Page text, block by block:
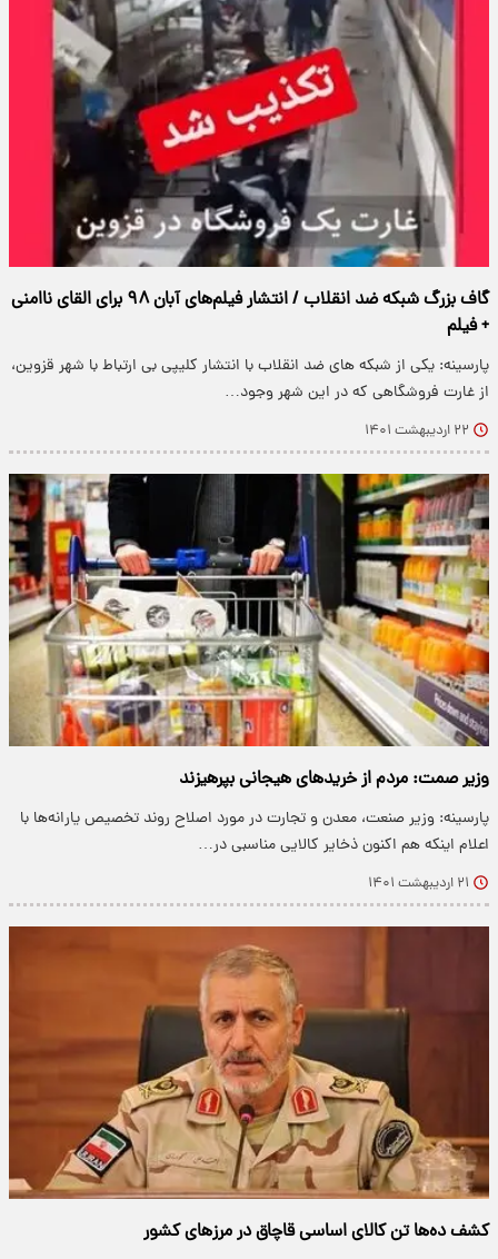
گاف بزرگ شبکه ضد انقلاب / انتشار فیلم‌های آبان ۹۸ برای القای ناامنی
+ فیلم
پارسینه: یکی از شبکه های ضد انقلاب با انتشار کلیپی بی ارتباط با شهر قزوین،
از غارت فروشگاهی که در این شهر وجود…
۲۲ اردیبهشت ۱۴۰۱
وزیر صمت: مردم از خریدهای هیجانی بپرهیزند
پارسینه: وزیر صنعت، معدن و تجارت در مورد اصلاح روند تخصیص یارانه‌ها با
اعلام اینکه هم اکنون ذخایر کالایی مناسبی در…
۲۱ اردیبهشت ۱۴۰۱
کشف ده‌ها تن کالای اساسی قاچاق در مرز‌های کشور